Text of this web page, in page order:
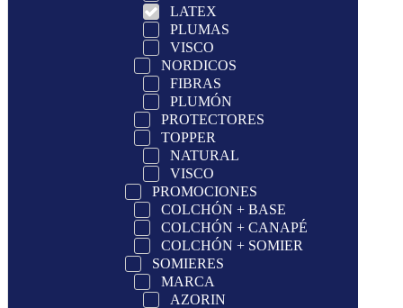
LATEX
PLUMAS
VISCO
NORDICOS
FIBRAS
PLUMÓN
PROTECTORES
TOPPER
NATURAL
VISCO
PROMOCIONES
COLCHÓN + BASE
COLCHÓN + CANAPÉ
COLCHÓN + SOMIER
SOMIERES
MARCA
AZORIN